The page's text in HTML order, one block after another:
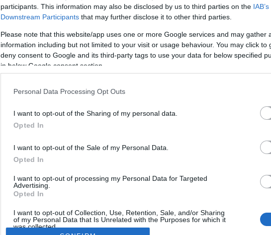
participants. This information may also be disclosed by us to third parties on the
Downstream Participants that may further disclose it to other third parties.
Please note that this website/app uses one or more Google services and may gather
information including but not limited to your visit or usage behaviour. You may click to
deny consent to Google and its third-party tags to use your data for below specified
in below Google consent section.
Personal Data Processing Opt Outs
I want to opt-out of the Sharing of my personal data.
Opted In
I want to opt-out of the Sale of my Personal Data.
Opted In
I want to opt-out of processing my Personal Data for Targeted
Advertising.
Opted In
I want to opt-out of Collection, Use, Retention, Sale, and/or Sharing
of my Personal Data that Is Unrelated with the Purposes for which it
was collected.